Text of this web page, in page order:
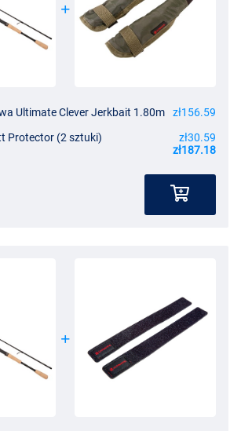
Ultimate Clever Jerkbait 1.80m
zł156.59
Protector (2 sztuki)
zł30.59
zł187.18